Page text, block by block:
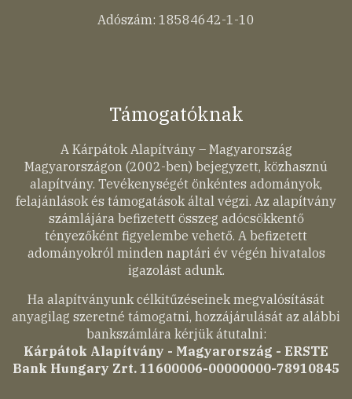
Adószám: 18584642-1-10
Támogatóknak
A Kárpátok Alapítvány – Magyarország
Magyarországon (2002-ben) bejegyzett, közhasznú
alapítvány. Tevékenységét önkéntes adományok,
felajánlások és támogatások által végzi. Az alapítvány
számlájára befizetett összeg adócsökkentő
tényezőként figyelembe vehető. A befizetett
adományokról minden naptári év végén hivatalos
igazolást adunk.
Ha alapítványunk célkitűzéseinek megvalósítását
anyagilag szeretné támogatni, hozzájárulását az alábbi
bankszámlára kérjük átutalni:
Kárpátok Alapítvány - Magyarország - ERSTE
Bank Hungary Zrt. 11600006-00000000-78910845